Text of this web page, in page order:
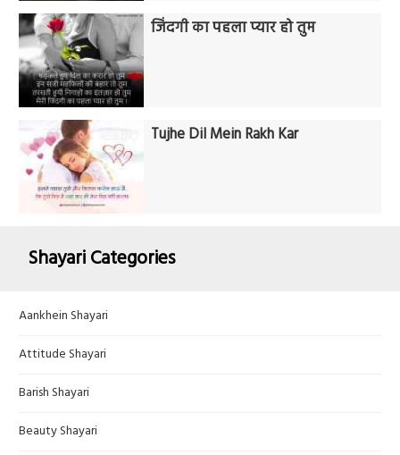
जिंदगी का पहला प्यार हो तुम
Tujhe Dil Mein Rakh Kar
Shayari Categories
Aankhein Shayari
Attitude Shayari
Barish Shayari
Beauty Shayari